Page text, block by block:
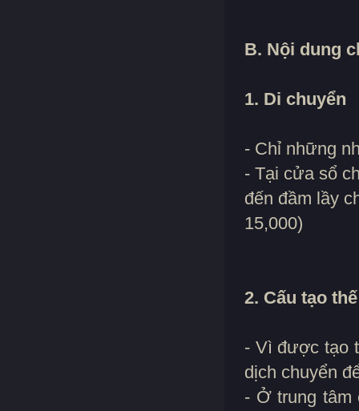
B. Nội dung
1. Di chuyển
- Chỉ những
- Tại cửa sổ
đến đầm lầy
15,000)
2. Cấu tạo
- Vì được tạo
dịch chuyển
- Ở trung tâm